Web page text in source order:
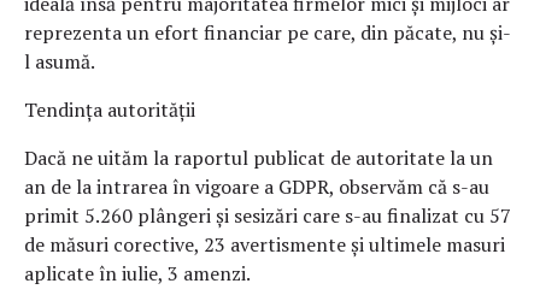
reprezenta un efort financiar pe care, din păcate, nu și-
l asumă.
Tendința autorității
Dacă ne uităm la raportul publicat de autoritate la un
an de la intrarea în vigoare a GDPR, observăm că s-au
primit 5.260 plângeri și sesizări care s-au finalizat cu 57
de măsuri corective, 23 avertismente și ultimele masuri
aplicate în iulie, 3 amenzi.